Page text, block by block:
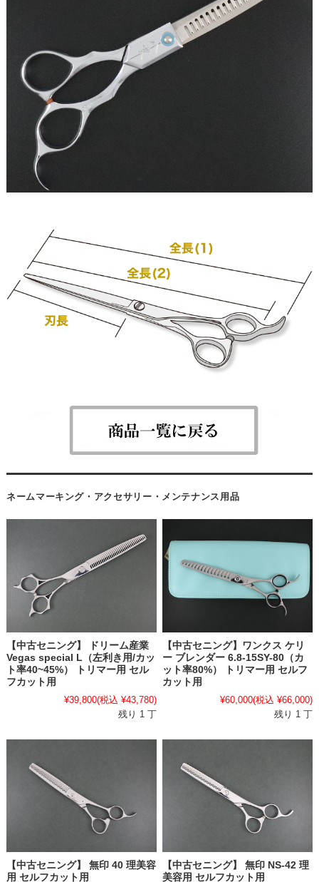
ネームマーキング・アクセサリー・メンテナンス用品
【中古セニング】 ドリーム産業
Vegas special L（左利き用/カッ
ト率40~45%） トリマー用 セル
フカット用
¥39,800(税込 ¥43,780)
残り 1 丁
【中古セニング】ワンクス ケリ
ー ブレンダー 6.8-15SY-80（カ
ット率80%） トリマー用 セルフ
カット用
¥60,000(税込 ¥66,000)
残り 1 丁
【中古セニング】 無印 40 理美容
用 セルフカット用
【中古セニング】 無印 NS-42 理
美容用 セルフカット用